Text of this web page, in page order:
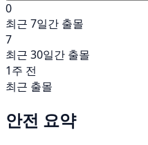
0
최근 7일간 출몰
7
최근 30일간 출몰
1주 전
최근 출몰
안전 요약